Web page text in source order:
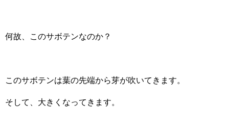
何故、このサボテンなのか？
このサボテンは葉の先端から芽が吹いてきます。
そして、大きくなってきます。